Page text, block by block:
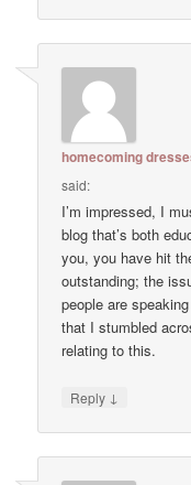
homecoming
said:
I’m impressed, I
blog that’s both
you, you have hit
outstanding; the
people are
that I stumbled
relating to this.
Reply ↓